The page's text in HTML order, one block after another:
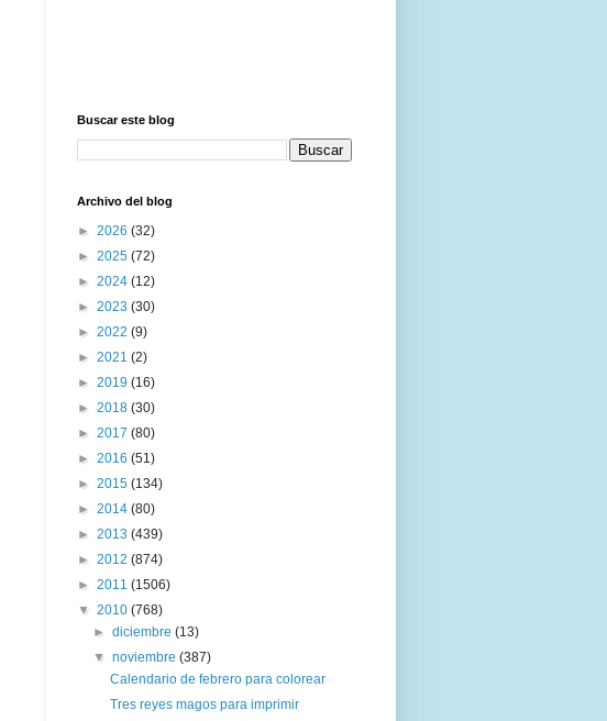
Buscar este blog
Archivo del blog
► 2026 (32)
► 2025 (72)
► 2024 (12)
► 2023 (30)
► 2022 (9)
► 2021 (2)
► 2019 (16)
► 2018 (30)
► 2017 (80)
► 2016 (51)
► 2015 (134)
► 2014 (80)
► 2013 (439)
► 2012 (874)
► 2011 (1506)
▼ 2010 (768)
►diciembre(13)
▼noviembre(387)
Calendario de febrero para colorear
Tres reyes magos para imprimir